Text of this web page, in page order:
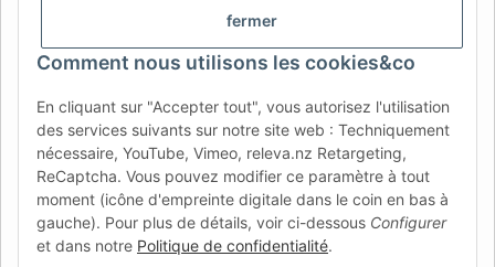
fermer
Comment nous utilisons les cookies&co
En cliquant sur "Accepter tout", vous autorisez l'utilisation
des services suivants sur notre site web : Techniquement
nécessaire, YouTube, Vimeo, releva.nz Retargeting,
ReCaptcha. Vous pouvez modifier ce paramètre à tout
moment (icône d'empreinte digitale dans le coin en bas à
gauche). Pour plus de détails, voir ci-dessous Configurer
et dans notre Politique de confidentialité.
RO HR
AFATEK France| Votre spécialiste en pièces détachées pour
remorques
Conseil technique :moc.ketafa@ofni| TVA (DE) :
DE354251646
Offre pour les professionnels : achats intracommunautaires HT
(VIES) disponibles.